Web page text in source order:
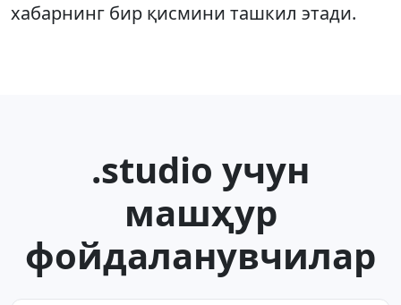
хабарнинг бир қисмини ташкил этади.
.studio учун
машҳур
фойдаланувчилар